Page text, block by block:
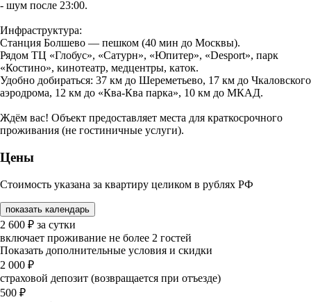
- шум после 23:00.
Инфраструктура:
Станция Болшево — пешком (40 мин до Москвы).
Рядом ТЦ «Глобус», «Сатурн», «Юпитер», «Desport», парк
«Костино», кинотеатр, медцентры, каток.
Удобно добираться: 37 км до Шереметьево, 17 км до Чкаловского
аэродрома, 12 км до «Ква-Ква парка», 10 км до МКАД.
Ждём вас! Объект предоставляет места для краткосрочного
проживания (не гостиничные услуги).
Цены
Стоимость указана за квартиру целиком в рублях РФ
показать календарь
2 600 ₽ за сутки
включает проживание не более 2 гостей
Показать дополнительные условия и скидки
2 000 ₽
страховой депозит (возвращается при отъезде)
500 ₽